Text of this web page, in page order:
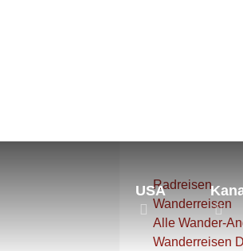
USARadreisen
Wanderreisen
Alle Wander-
Wanderreisen